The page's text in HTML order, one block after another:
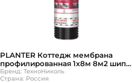
PLANTER Коттедж мембрана
профилированная 1х8м 8м2 шип
8,5мм
Бренд: ТехноНиколь
Страна: Россия